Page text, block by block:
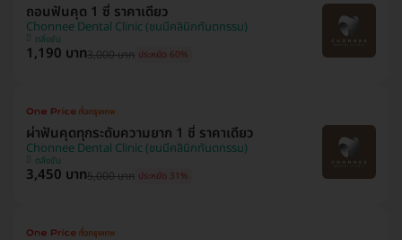
ถอนฟันคุด 1 ซี่ ราคาเดียว
Chonnee Dental Clinic (ชนนีคลินิกทันตกรรม)
ตลิ่งชัน
1,190 บาท3,000 บาท ประหยัด 60%
ผ่าฟันคุดทุกระดับความยาก 1 ซี่ ราคาเดียว
Chonnee Dental Clinic (ชนนีคลินิกทันตกรรม)
ตลิ่งชัน
3,450 บาท5,000 บาท ประหยัด 31%